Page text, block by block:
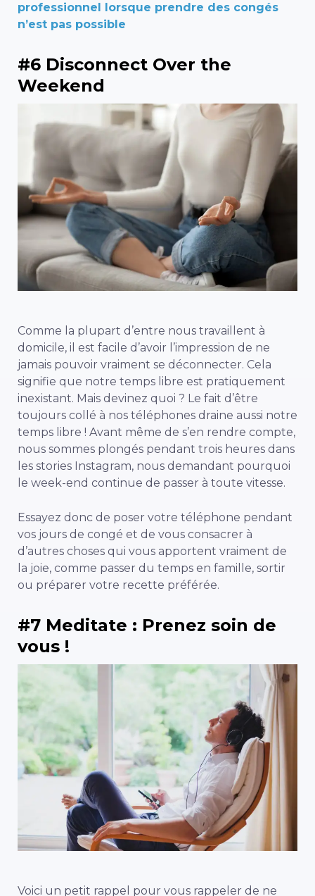
professionnel lorsque prendre des congés
n’est pas possible
#6 Disconnect Over the
Weekend
Comme la plupart d’entre nous travaillent à
domicile, il est facile d’avoir l’impression de ne
jamais pouvoir vraiment se déconnecter. Cela
signifie que notre temps libre est pratiquement
inexistant. Mais devinez quoi ? Le fait d’être
toujours collé à nos téléphones draine aussi notre
temps libre ! Avant même de s’en rendre compte,
nous sommes plongés pendant trois heures dans
les stories Instagram, nous demandant pourquoi
le week-end continue de passer à toute vitesse.
Essayez donc de poser votre téléphone pendant
vos jours de congé et de vous consacrer à
d’autres choses qui vous apportent vraiment de
la joie, comme passer du temps en famille, sortir
ou préparer votre recette préférée.
#7 Meditate : Prenez soin de
vous !
Voici un petit rappel pour vous rappeler de ne